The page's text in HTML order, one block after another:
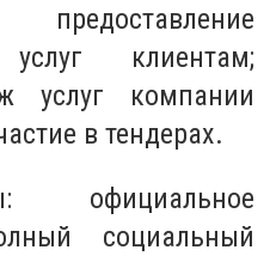
услуг клиентам;
услуг компании
в тендерах.
официальное
социальный